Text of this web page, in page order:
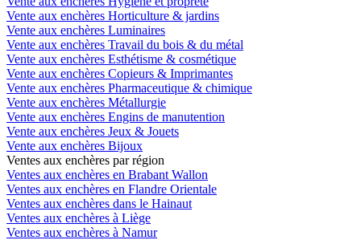
Vente aux enchères Horticulture & jardins
Vente aux enchères Luminaires
Vente aux enchères Travail du bois & du métal
Vente aux enchères Esthétisme & cosmétique
Vente aux enchères Copieurs & Imprimantes
Vente aux enchères Pharmaceutique & chimique
Vente aux enchères Métallurgie
Vente aux enchères Engins de manutention
Vente aux enchères Jeux & Jouets
Vente aux enchères Bijoux
Ventes aux enchères par région
Ventes aux enchères en Brabant Wallon
Ventes aux enchères en Flandre Orientale
Ventes aux enchères dans le Hainaut
Ventes aux enchères à Liège
Ventes aux enchères à Namur